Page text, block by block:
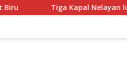
ludes Dilalap Sijago Merah